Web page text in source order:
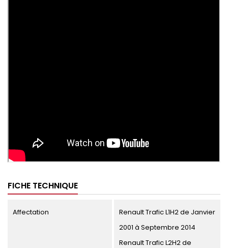
FICHE TECHNIQUE
Affectation
Renault Trafic L1H2 de Janvier
2001 à Septembre 2014
Renault Trafic L2H2 de